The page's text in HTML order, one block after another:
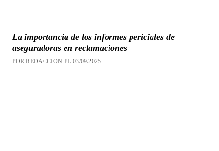
La importancia de los informes periciales de
aseguradoras en reclamaciones
POR REDACCION EL 03/09/2025